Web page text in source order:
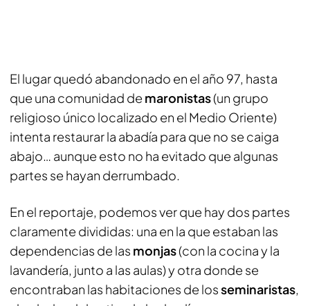
El lugar quedó abandonado en el año 97, hasta
que una comunidad de maronistas(un grupo
religioso único localizado en el Medio Oriente)
intenta restaurar la abadía para que no se caiga
abajo… aunque esto no ha evitado que algunas
partes se hayan derrumbado.
En el reportaje, podemos ver que hay dos partes
claramente divididas: una en la que estaban las
dependencias de las monjas(con la cocina y la
lavandería, junto a las aulas) y otra donde se
encontraban las habitaciones de losseminaristas,